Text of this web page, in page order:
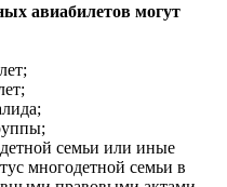
авиабилетов могут
семьи или иные
многодетной семьи в